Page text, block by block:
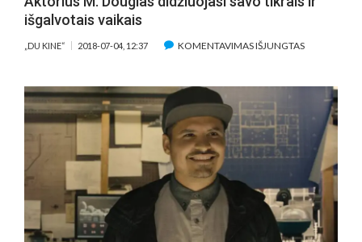
išgalvotais vaikais
„DU KINE“ 2018-07-04, 12:37 KOMENTAVIMAS IŠJUNGTASĮRAŠE
DOUGLAS
DIDŽIUOJASI
SAVO
TIKRAIS
IŠGALVOTAIS
VAIKAIS